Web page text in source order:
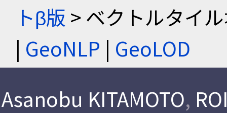
トβ版 > ベクトルタイ
| GeoNLP | GeoLOD
Asanobu KITAMOTO,